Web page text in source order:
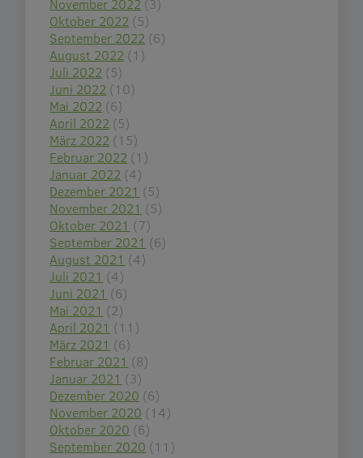
November 2022 (3)
Oktober 2022 (5)
September 2022 (6)
August 2022 (1)
Juli 2022 (5)
Juni 2022 (10)
Mai 2022 (6)
April 2022 (5)
März 2022 (15)
Februar 2022 (1)
Januar 2022 (4)
Dezember 2021 (5)
November 2021 (5)
Oktober 2021 (7)
September 2021 (6)
August 2021 (4)
Juli 2021 (4)
Juni 2021 (6)
Mai 2021 (2)
April 2021 (11)
März 2021 (6)
Februar 2021 (8)
Januar 2021 (3)
Dezember 2020 (6)
November 2020 (14)
Oktober 2020 (6)
September 2020 (11)